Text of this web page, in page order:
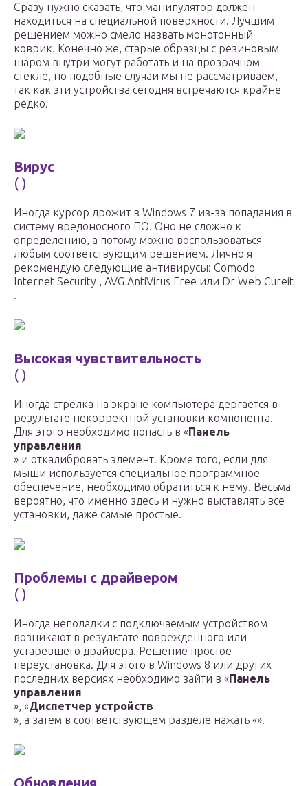
Сразу нужно сказать, что манипулятор должен
находиться на специальной поверхности. Лучшим
решением можно смело назвать монотонный
коврик. Конечно же, старые образцы с резиновым
шаром внутри могут работать и на прозрачном
стекле, но подобные случаи мы не рассматриваем,
так как эти устройства сегодня встречаются крайне
редко.
Вирус
( )
Иногда курсор дрожит в Windows 7 из-за попадания в
систему вредоносного ПО. Оно не сложно к
определению, а потому можно воспользоваться
любым соответствующим решением. Лично я
рекомендую следующие антивирусы: Comodo
Internet Security , AVG AntiVirus Free или Dr Web Cureit
.
Высокая чувствительность
( )
Иногда стрелка на экране компьютера дергается в
результате некорректной установки компонента.
Для этого необходимо попасть в «Панель
управления
» и откалибровать элемент. Кроме того, если для
мыши используется специальное программное
обеспечение, необходимо обратиться к нему. Весьма
вероятно, что именно здесь и нужно выставлять все
установки, даже самые простые.
Проблемы с драйвером
( )
Иногда неполадки с подключаемым устройством
возникают в результате поврежденного или
устаревшего драйвера. Решение простое –
переустановка. Для этого в Windows 8 или других
последних версиях необходимо зайти в «Панель
управления
», «Диспетчер устройств
», а затем в соответствующем разделе нажать «».